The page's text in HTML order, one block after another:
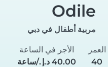
Odile
مربية أطفال في دبي
العمر
40
الأجر في الساعة